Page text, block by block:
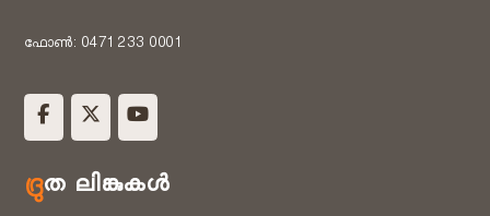
ഫോൺ: 0471 233 0001
ദ്രുത ലിങ്കുകൾ